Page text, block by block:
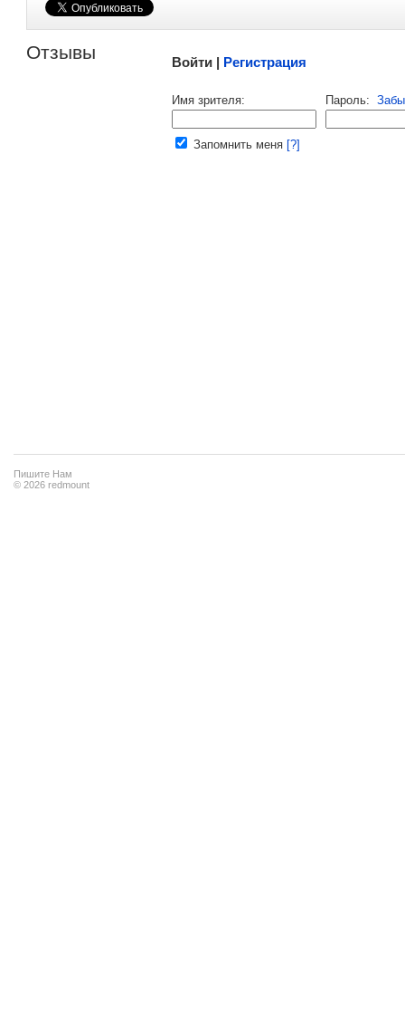
Отзывы Войти | Регистрация
Имя зрителя: Пароль:
Запомнить меня [?]
Пишите Нам
© 2026 redmount